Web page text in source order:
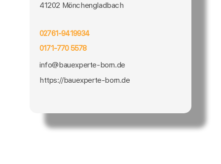
41202 Mönchengladbach
02761-9419934
0171-770 5578
info@bauexperte-born.de
https://bauexperte-born.de